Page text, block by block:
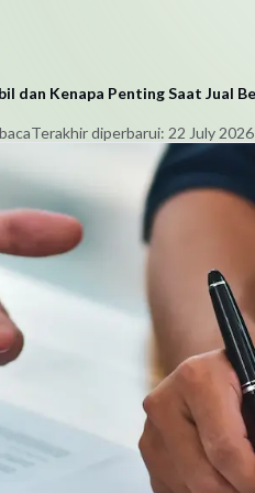
dan Kenapa Penting Saat Jual
Terakhir diperbarui: 22 July 2026